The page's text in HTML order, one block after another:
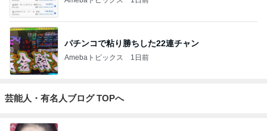
パチンコで粘り勝ちした22連チャン
Amebaトピックス 1日前
芸能人・有名人ブログ TOPへ